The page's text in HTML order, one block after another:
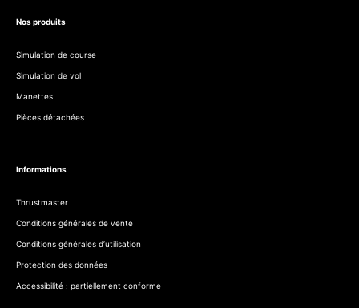
Nos produits
Simulation de course
Simulation de vol
Manettes
Pièces détachées
Informations
Thrustmaster
Conditions générales de vente
Conditions générales d’utilisation
Protection des données
Accessibilité : partiellement conforme